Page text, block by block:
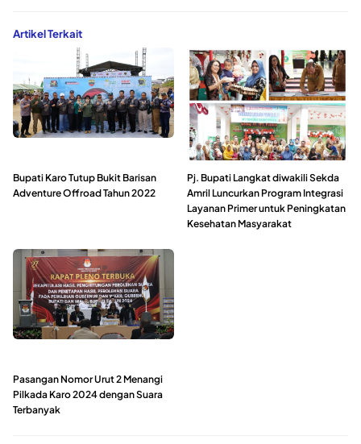
Artikel Terkait
Bupati Karo Tutup Bukit Barisan
Adventure Offroad Tahun 2022
Pj. Bupati Langkat diwakili Sekda
Amril Luncurkan Program Integrasi
Layanan Primer untuk Peningkatan
Kesehatan Masyarakat
Pasangan Nomor Urut 2 Menangi
Pilkada Karo 2024 dengan Suara
Terbanyak